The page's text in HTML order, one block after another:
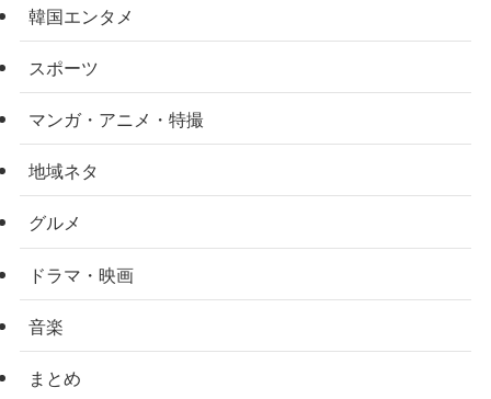
韓国エンタメ
スポーツ
マンガ・アニメ・特撮
地域ネタ
グルメ
ドラマ・映画
音楽
まとめ